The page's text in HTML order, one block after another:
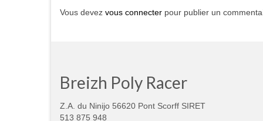
Vous devez vous connecter pour publier un
Breizh Poly Racer
Z.A. du Ninijo 56620 Pont Scorff SIRET
513 875 948